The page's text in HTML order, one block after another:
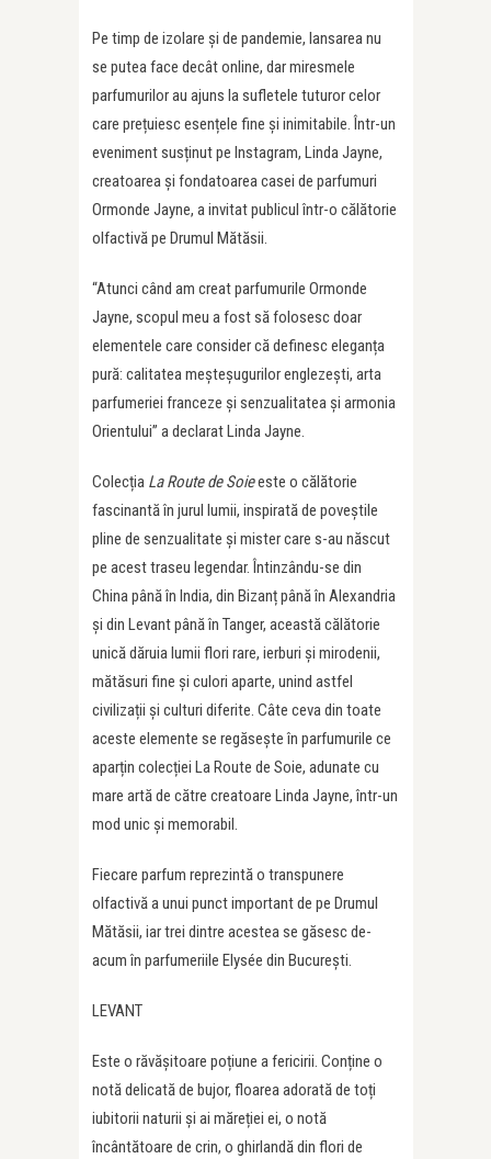
Pe timp de izolare și de pandemie, lansarea nu
se putea face decât online, dar miresmele
parfumurilor au ajuns la sufletele tuturor celor
care prețuiesc esențele fine și inimitabile. Într-un
eveniment susținut pe Instagram, Linda Jayne,
creatoarea și fondatoarea casei de parfumuri
Ormonde Jayne, a invitat publicul într-o călătorie
olfactivă pe Drumul Mătăsii.
“Atunci când am creat parfumurile Ormonde
Jayne, scopul meu a fost să folosesc doar
elementele care consider că definesc eleganța
pură: calitatea meșteșugurilor englezești, arta
parfumeriei franceze și senzualitatea și armonia
Orientului” a declarat Linda Jayne.
Colecția La Route de Soieeste o călătorie
fascinantă în jurul lumii, inspirată de poveștile
pline de senzualitate și mister care s-au născut
pe acest traseu legendar. Întinzându-se din
China până în India, din Bizanț până în Alexandria
și din Levant până în Tanger, această călătorie
unică dăruia lumii flori rare, ierburi și mirodenii,
mătăsuri fine și culori aparte, unind astfel
civilizații și culturi diferite. Câte ceva din toate
aceste elemente se regăsește în parfumurile ce
aparțin colecției La Route de Soie, adunate cu
mare artă de către creatoare Linda Jayne, într-un
mod unic și memorabil.
Fiecare parfum reprezintă o transpunere
olfactivă a unui punct important de pe Drumul
Mătăsii, iar trei dintre acestea se găsesc de-
acum în parfumeriile Elysée din București.
LEVANT
Este o răvășitoare poțiune a fericirii. Conține o
notă delicată de bujor, floarea adorată de toți
iubitorii naturii și ai măreției ei, o notă
încântătoare de crin, o ghirlandă din flori de